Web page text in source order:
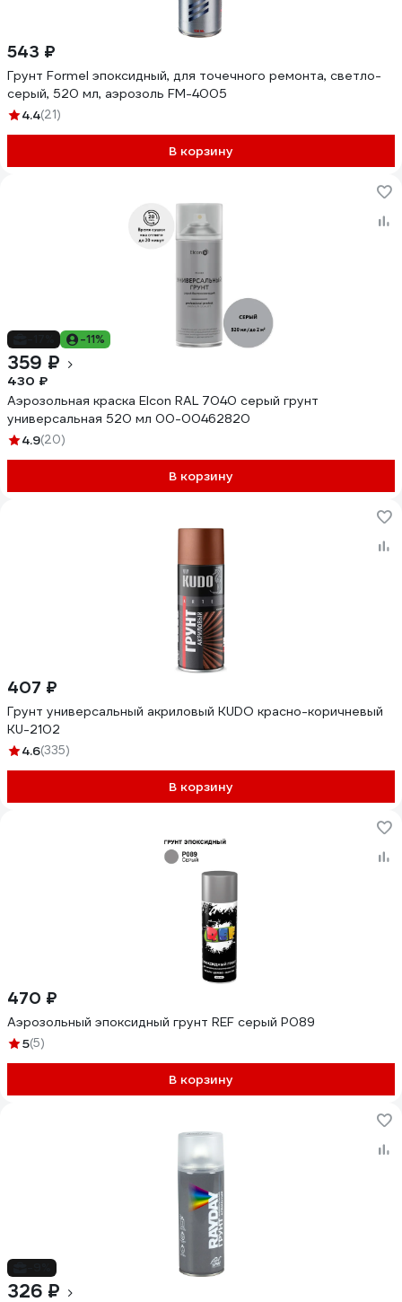
543 ₽
Грунт Formel эпоксидный, для точечного ремонта, светло-
серый, 520 мл, аэрозоль FM-4005
4.4(21)
В корзину
-11%
359 ₽
430 ₽
Аэрозольная краска Elcon RAL 7040 серый грунт
универсальная 520 мл 00-00462820
4.9(20)
В корзину
407 ₽
Грунт универсальный акриловый KUDO красно-коричневый
KU-2102
4.6(335)
В корзину
470 ₽
Аэрозольный эпоксидный грунт REF серый P089
5(5)
В корзину
326 ₽